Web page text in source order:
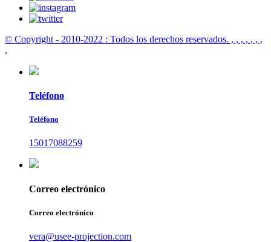
© Copyright - 2010-2022 : Todos los derechos reservados. , , , , , , ,
,
Teléfono
Teléfono
15017088259
Correo electrónico
Correo electrónico
vera@usee-projection.com